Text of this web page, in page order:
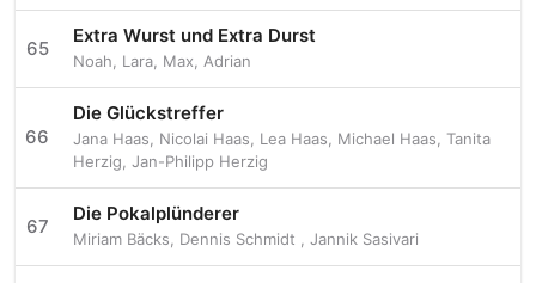
65
Extra Wurst und Extra Durst
Noah Lara Max Adrian
66
Die Glückstreffer
Jana Haas Nicolai Haas Lea Haas Michael Haas Tanita
Herzig Jan-Philipp Herzig
67
Die Pokalplünderer
Miriam Bäcks Dennis Schmidt Jannik Sasivari